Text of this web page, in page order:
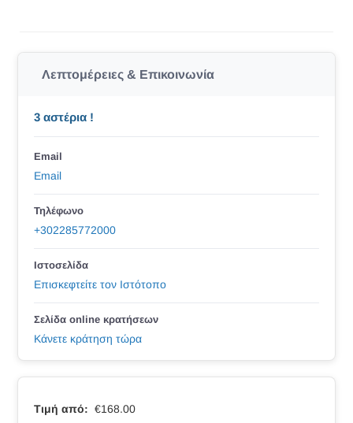
Λεπτομέρειες & Επικοινωνία
3 αστέρια !
Email
Email
Τηλέφωνο
+302285772000
Ιστοσελίδα
Επισκεφτείτε τον Ιστότοπο
Σελίδα online κρατήσεων
Κάνετε κράτηση τώρα
Τιμή από: €168.00